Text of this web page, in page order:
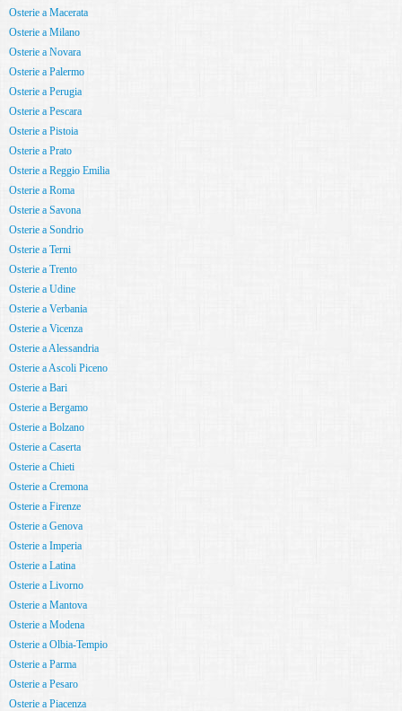
Osterie a Macerata
Osterie a Milano
Osterie a Novara
Osterie a Palermo
Osterie a Perugia
Osterie a Pescara
Osterie a Pistoia
Osterie a Prato
Osterie a Reggio Emilia
Osterie a Roma
Osterie a Savona
Osterie a Sondrio
Osterie a Terni
Osterie a Trento
Osterie a Udine
Osterie a Verbania
Osterie a Vicenza
Osterie a Alessandria
Osterie a Ascoli Piceno
Osterie a Bari
Osterie a Bergamo
Osterie a Bolzano
Osterie a Caserta
Osterie a Chieti
Osterie a Cremona
Osterie a Firenze
Osterie a Genova
Osterie a Imperia
Osterie a Latina
Osterie a Livorno
Osterie a Mantova
Osterie a Modena
Osterie a Olbia-Tempio
Osterie a Parma
Osterie a Pesaro
Osterie a Piacenza